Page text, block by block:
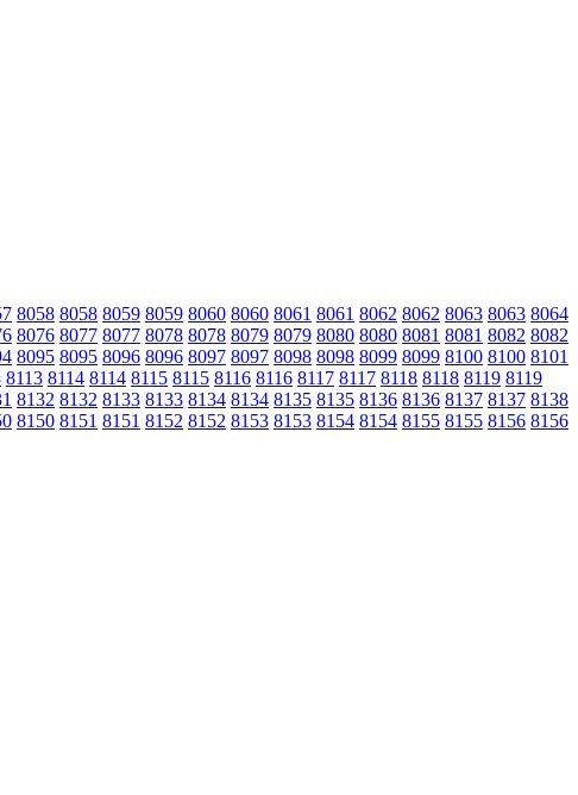
8058 8058 8059 8059 8060 8060 8061 8061 8062 8062 8063 8063 8064
8076 8077 8077 8078 8078 8079 8079 8080 8080 8081 8081 8082 8082
8095 8095 8096 8096 8097 8097 8098 8098 8099 8099 8100 8100 8101
8113 8114 8114 8115 8115 8116 8116 8117 8117 8118 8118 8119 8119
8132 8132 8133 8133 8134 8134 8135 8135 8136 8136 8137 8137 8138
8150 8151 8151 8152 8152 8153 8153 8154 8154 8155 8155 8156 8156